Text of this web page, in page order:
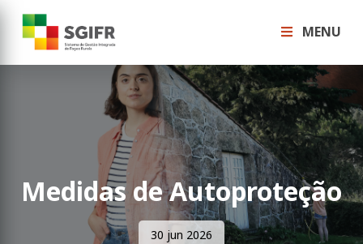
MENU
Medidas de Autoproteção
30 jun 2026